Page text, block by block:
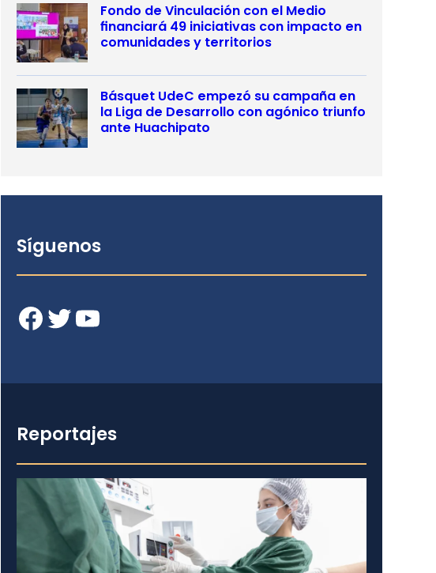
Fondo de Vinculación con el Medio
financiará 49 iniciativas con impacto en
comunidades y territorios
Básquet UdeC empezó su campaña en
la Liga de Desarrollo con agónico triunfo
ante Huachipato
Síguenos
Facebook Twitter YouTube
Reportajes